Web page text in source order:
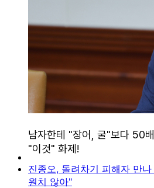
진종오, 돌려차기 피해자 만
원치 않아"